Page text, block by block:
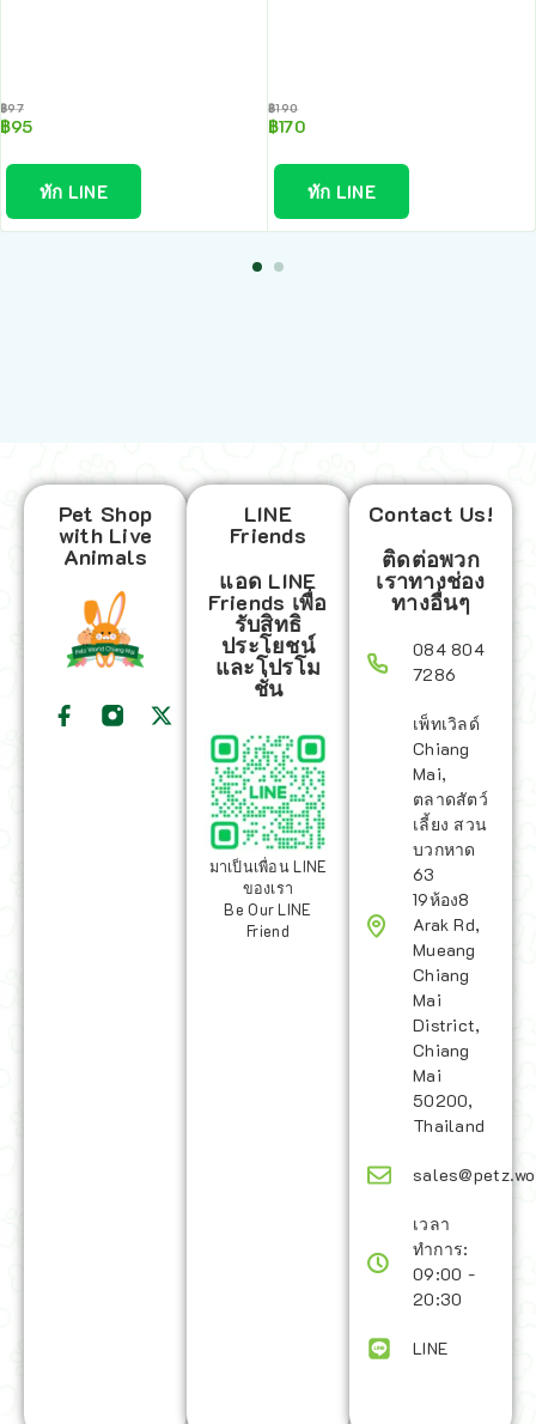
฿97
฿95
ทัก LINE
฿190
฿170
ทัก LINE
Pet Shop
with Live
Animals
LINE
Friends
แอด LINE
Friends เพื่อ
รับสิทธิ
ประโยชน์
และโปรโม
ชั่น
มาเป็นเพื่อน LINE
ของเรา
Be Our LINE
Friend
Contact Us!
ติดต่อพวก
เราทางช่อง
ทางอื่นๆ
084 804
7286
เพ็ทเวิลด์
Chiang
Mai,
ตลาดสัตว์
เลี้ยง สวน
บวกหาด
63
19ห้อง8
Arak Rd,
Mueang
Chiang
Mai
District,
Chiang
Mai
50200,
Thailand
เวลา
ทำการ:
09:00 -
20:30
LINE